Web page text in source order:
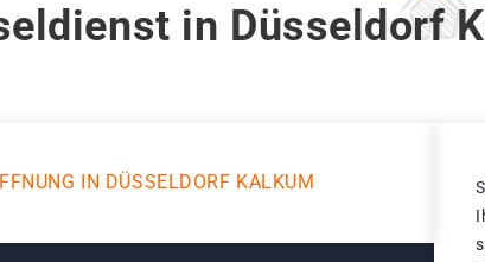
in Düsseldorf
IN DÜSSELDORF KALKUM